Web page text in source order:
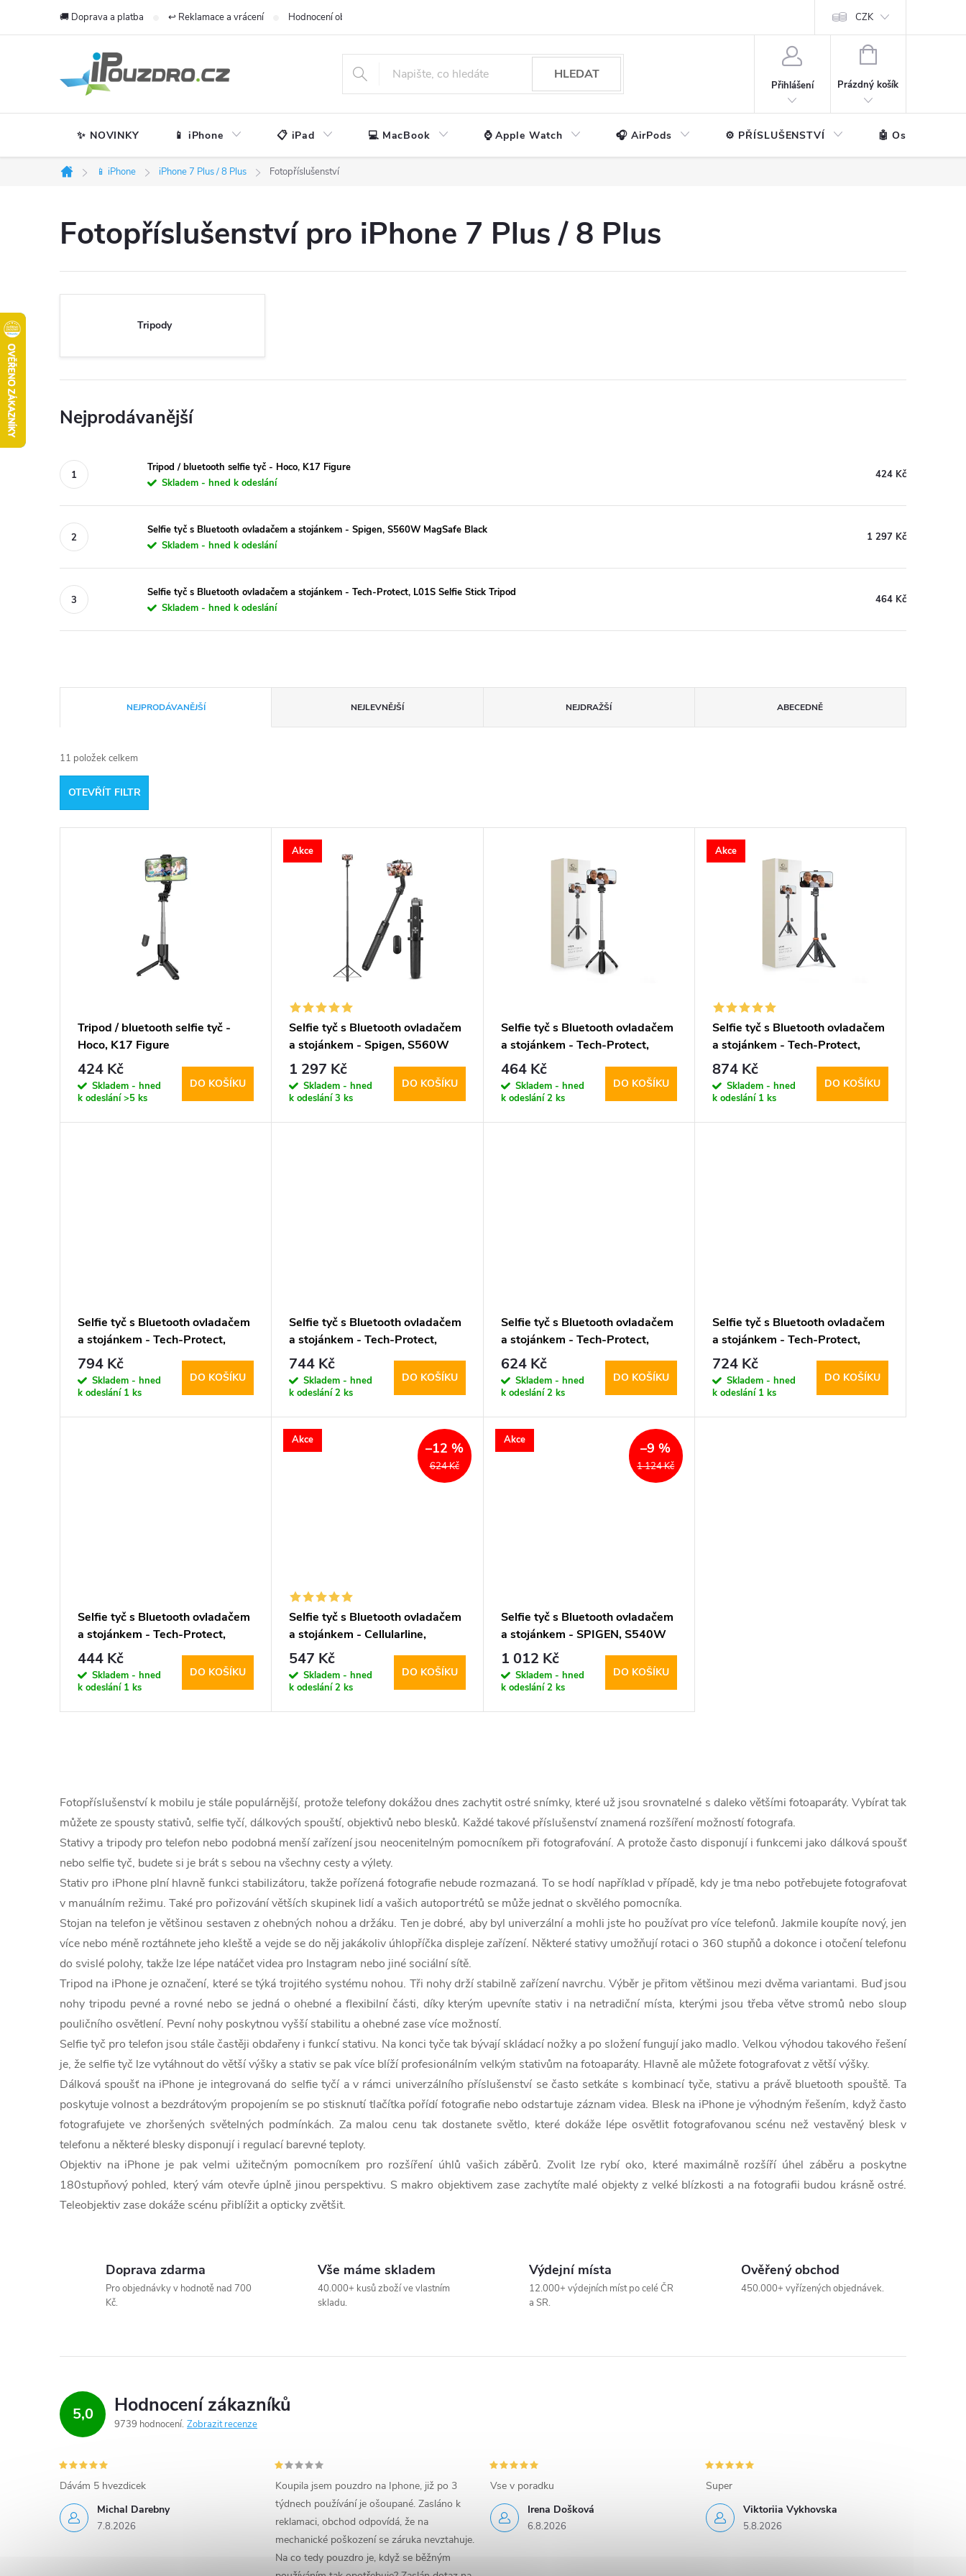
🚚 Doprava a platba ↩️ Reklamace a vrácení Hodnocení obchodu CZK
HLEDAT
Přihlášení
NÁKUPNÍ
Prázdný košík
✨ NOVINKY 📱 iPhone 📋 iPad 💻 MacBook ⌚ Apple Watch 🎧 AirPods ⚙️ PŘÍSLUŠENSTVÍ 🤖 Ostatní
Domů
📱 iPhone iPhone 7 Plus / 8 Plus Fotopříslušenství
Fotopříslušenství pro iPhone 7 Plus / 8 Plus
Tripody
Nejprodávanější
Tripod / bluetooth selfie tyč - Hoco, K17 Figure
Skladem - hned k odeslání
424 Kč
Selfie tyč s Bluetooth ovladačem a stojánkem - Spigen, S560W MagSafe Black
Skladem - hned k odeslání
1 297 Kč
Selfie tyč s Bluetooth ovladačem a stojánkem - Tech-Protect, L01S Selfie Stick Tripod
Skladem - hned k odeslání
464 Kč
a
z
e
t
NEJPRODÁVANĚJŠÍ NEJLEVNĚJŠÍ NEJDRAŽŠÍ ABECEDNĚ
11 položek celkem
OTEVŘÍT FILTR
d
Tripod / bluetooth selfie tyč -
Hoco, K17 Figure
424 Kč
Skladem - hned
k odeslání>5 ks
DO KOŠÍKU
Akce
Selfie tyč s Bluetooth ovladačem
a stojánkem - Spigen, S560W
MagSafe Black
1 297 Kč
Skladem - hned
k odeslání3 ks
DO KOŠÍKU
Selfie tyč s Bluetooth ovladačem
a stojánkem - Tech-Protect,
L01S Selfie Stick Tripod
464 Kč
Skladem - hned
k odeslání2 ks
DO KOŠÍKU
Akce
Selfie tyč s Bluetooth ovladačem
a stojánkem - Tech-Protect,
L03S Selfie Stick Tripod Black
874 Kč
Skladem - hned
k odeslání 1 ks
DO KOŠÍKU
Selfie tyč s Bluetooth ovladačem
a stojánkem - Tech-Protect,
L08S Selfie Stick Tripod Black
794 Kč
Skladem - hned
k odeslání 1 ks
DO KOŠÍKU
Selfie tyč s Bluetooth ovladačem
a stojánkem - Tech-Protect,
L03S Selfie Stick Tripod White
744 Kč
Skladem - hned
k odeslání2 ks
DO KOŠÍKU
Selfie tyč s Bluetooth ovladačem
a stojánkem - Tech-Protect,
L05S Selfie Stick Tripod
624 Kč
Skladem - hned
k odeslání2 ks
DO KOŠÍKU
Selfie tyč s Bluetooth ovladačem
a stojánkem - Tech-Protect,
L04S Selfie Stick Tripod
724 Kč
Skladem - hned
k odeslání 1 ks
DO KOŠÍKU
Selfie tyč s Bluetooth ovladačem
a stojánkem - Tech-Protect,
L02S Selfie Stick Tripod
444 Kč
Skladem - hned
k odeslání 1 ks
DO KOŠÍKU
Akce
624 Kč
–12 %
Selfie tyč s Bluetooth ovladačem
a stojánkem - Cellularline,
Freedom Black
547 Kč
Skladem - hned
k odeslání2 ks
DO KOŠÍKU
Akce
1 124 Kč
–9 %
Selfie tyč s Bluetooth ovladačem
a stojánkem - SPIGEN, S540W
Black
1 012 Kč
Skladem - hned
k odeslání2 ks
DO KOŠÍKU
v
l
á
d
a
c
í
p
r
v
k
y
v
ý
p
Fotopříslušenství k mobilu je stále populárnější, protože telefony dokážou dnes zachytit ostré snímky, které už jsou srovnatelné s daleko většími fotoaparáty. Vybírat tak
můžete ze spousty stativů, selfie tyčí, dálkových spouští, objektivů nebo blesků. Každé takové příslušenství znamená rozšíření možností fotografa.
Stativy a tripody pro telefon nebo podobná menší zařízení jsou neocenitelným pomocníkem při fotografování. A protože často disponují i funkcemi jako dálková spoušť
nebo selfie tyč, budete si je brát s sebou na všechny cesty a výlety.
Stativ pro iPhone plní hlavně funkci stabilizátoru, takže pořízená fotografie nebude rozmazaná. To se hodí například v případě, kdy je tma nebo potřebujete fotografovat
v manuálním režimu. Také pro pořizování větších skupinek lidí a vašich autoportrétů se může jednat o skvělého pomocníka.
Stojan na telefon je většinou sestaven z ohebných nohou a držáku. Ten je dobré, aby byl univerzální a mohli jste ho používat pro více telefonů. Jakmile koupíte nový, jen
více nebo méně roztáhnete jeho kleště a vejde se do něj jakákoliv úhlopříčka displeje zařízení. Některé stativy umožňují rotaci o 360 stupňů a dokonce i otočení telefonu
do svislé polohy, takže lze lépe natáčet videa pro Instagram nebo jiné sociální sítě.
Tripod na iPhone je označení, které se týká trojitého systému nohou. Tři nohy drží stabilně zařízení navrchu. Výběr je přitom většinou mezi dvěma variantami. Buď jsou
nohy tripodu pevné a rovné nebo se jedná o ohebné a flexibilní části, díky kterým upevníte stativ i na netradiční místa, kterými jsou třeba větve stromů nebo sloup
pouličního osvětlení. Pevní nohy poskytnou vyšší stabilitu a ohebné zase více možností.
Selfie tyč pro telefon jsou stále častěji obdařeny i funkcí stativu. Na konci tyče tak bývají skládací nožky a po složení fungují jako madlo. Velkou výhodou takového řešení
je, že selfie tyč lze vytáhnout do větší výšky a stativ se pak více blíží profesionálním velkým stativům na fotoaparáty. Hlavně ale můžete fotografovat z větší výšky.
Dálková spoušť na iPhone je integrovaná do selfie tyčí a v rámci univerzálního příslušenství se často setkáte s kombinací tyče, stativu a právě bluetooth spouště. Ta
poskytuje volnost a bezdrátovým propojením se po stisknutí tlačítka pořídí fotografie nebo odstartuje záznam videa. Blesk na iPhone je výhodným řešením, když často
fotografujete ve zhoršených světelných podmínkách. Za malou cenu tak dostanete světlo, které dokáže lépe osvětlit fotografovanou scénu než vestavěný blesk v
telefonu a některé blesky disponují i regulací barevné teploty.
Objektiv na iPhone je pak velmi užitečným pomocníkem pro rozšíření úhlů vašich záběrů. Zvolit lze rybí oko, které maximálně rozšíří úhel záběru a poskytne
180stupňový pohled, který vám otevře úplně jinou perspektivu. S makro objektivem zase zachytíte malé objekty z velké blízkosti a na fotografii budou krásně ostré.
Teleobjektiv zase dokáže scénu přiblížit a opticky zvětšit.
Doprava zdarma
Pro objednávky v hodnotě nad 700
Kč.
Vše máme skladem
40.000+ kusů zboží ve vlastním
skladu.
Výdejní místa
12.000+ výdejních míst po celé ČR
a SR.
Ověřený obchod
450.000+ vyřízených objednávek.
5,0 Hodnocení zákazníků
9739 hodnocení Zobrazit recenze
Michal Darebny
7.8.2026
Dávám 5 hvezdicek
Koupila jsem pouzdro na Iphone, již po 3
týdnech používání je ošoupané. Zasláno k
reklamaci, obchod odpovídá, že na
mechanické poškození se záruka nevztahuje.
Na co tedy pouzdro je, když se běžným
Irena Došková
6.8.2026
Vse v poradku
Viktoriia Vykhovska
5.8.2026
Super